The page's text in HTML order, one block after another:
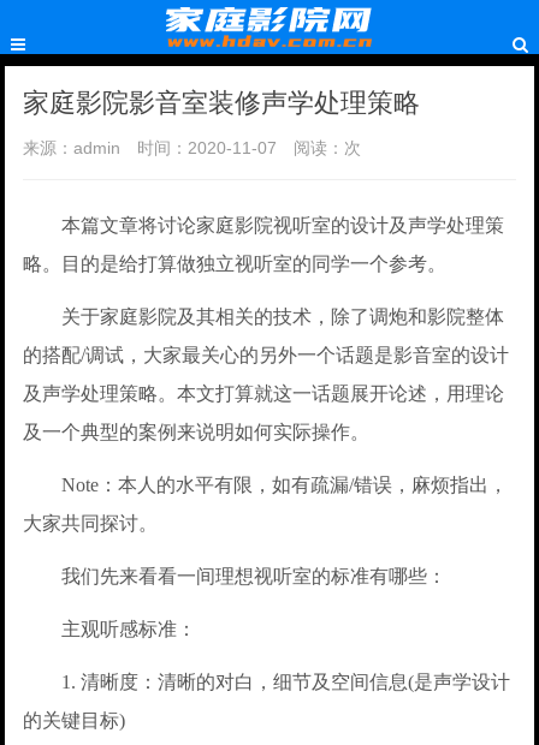
家庭影院影音室装修声学处理策略
来源：admin 时间：2020-11-07 阅读： 次
本篇文章将讨论家庭影院视听室的设计及声学处理策
略。目的是给打算做独立视听室的同学一个参考。
关于家庭影院及其相关的技术，除了调炮和影院整体
的搭配/调试，大家最关心的另外一个话题是影音室的设计
及声学处理策略。本文打算就这一话题展开论述，用理论
及一个典型的案例来说明如何实际操作。
Note：本人的水平有限，如有疏漏/错误，麻烦指出，
大家共同探讨。
我们先来看看一间理想视听室的标准有哪些：
主观听感标准：
1. 清晰度：清晰的对白，细节及空间信息(是声学设计
的关键目标)